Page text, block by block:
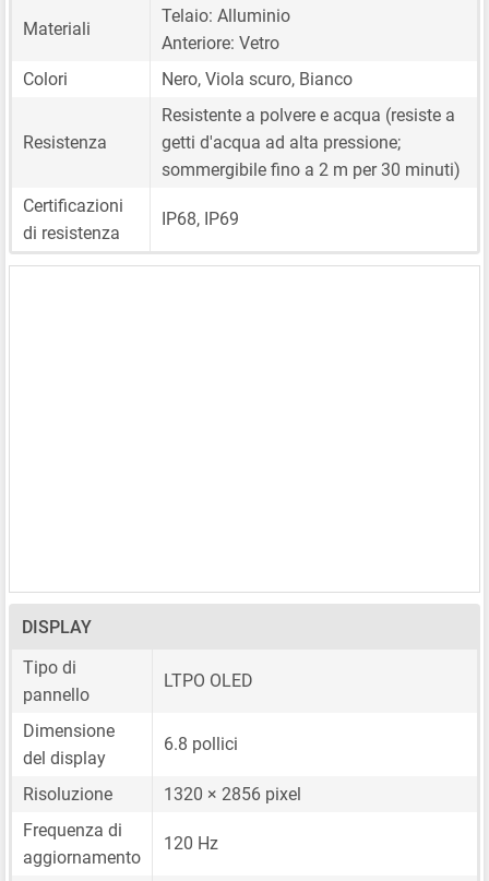
Materiali
Telaio: Alluminio
Anteriore: Vetro
Colori
Nero, Viola scuro, Bianco
Resistenza
Resistente a polvere e acqua (resiste a
getti d'acqua ad alta pressione;
sommergibile fino a 2 m per 30 minuti)
Certificazioni
di resistenza
IP68, IP69
DISPLAY
Tipo di
pannello
LTPO OLED
Dimensione
del display
6.8 pollici
Risoluzione
1320 × 2856 pixel
Frequenza di
aggiornamento
120 Hz